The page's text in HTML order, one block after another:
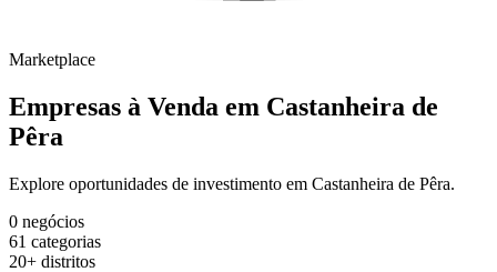
Marketplace
Empresas à Venda em Castanheira de
Pêra
Explore oportunidades de investimento em Castanheira de Pêra.
0 negócios
61 categorias
20+ distritos